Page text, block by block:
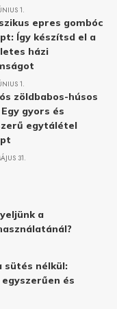
1.
epres gombóc
Így készítsd el a
házi
1.
zöldbabos-húsos
gyors és
egytálétel
31.
a
nélkül:
és